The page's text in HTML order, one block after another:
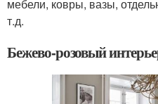
мебели, ковры, вазы,
т.д.
Бежево-розовый